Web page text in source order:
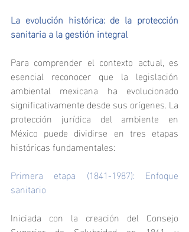
La evolución histórica: de la protección
sanitaria a la gestión integral
Para comprender el contexto actual, es
esencial reconocer que la legislación
ambiental mexicana ha evolucionado
significativamente desde sus orígenes. La
protección jurídica del ambiente en
México puede dividirse en tres etapas
históricas fundamentales:
Primera etapa (1841-1987): Enfoque
sanitario
Iniciada con la creación del Consejo